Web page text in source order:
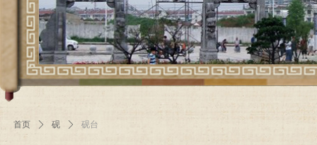
首页 ꄲ 砚 ꄲ 砚台